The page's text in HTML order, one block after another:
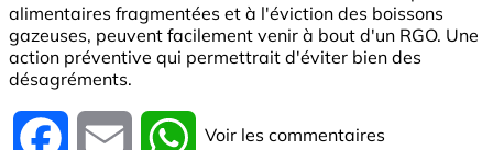
alimentaires fragmentées et à l'éviction des boissons
gazeuses, peuvent facilement venir à bout d'un RGO. Une
action préventive qui permettrait d'éviter bien des
désagréments.
Facebook Email WhatsApp
Voir les commentaires